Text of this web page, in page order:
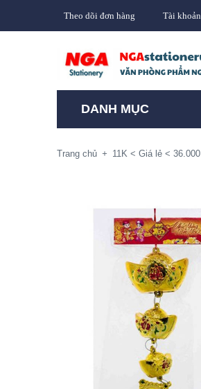
Theo dõi đơn hàng Tài khoản
DANH MỤC
Trang chủ + 11K < Giá lẻ < 36.000